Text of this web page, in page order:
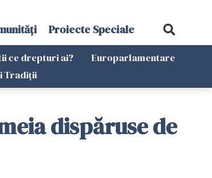
Proiecte Speciale
ce drepturi ai?
Europarlamentare
Tradiții
dispăruse de